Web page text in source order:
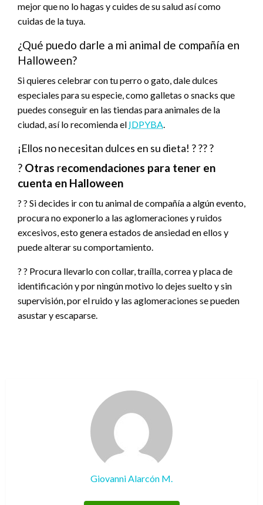
mejor que no lo hagas y cuides de su salud así como
cuidas de la tuya.
¿Qué puedo darle a mi animal de compañía en
Halloween?
Si quieres celebrar con tu perro o gato, dale dulces
especiales para su especie, como galletas o snacks que
puedes conseguir en las tiendas para animales de la
ciudad, así lo recomienda el IDPYBA.
¡Ellos no necesitan dulces en su dieta! ? ?? ?
? Otras recomendaciones para tener en
cuenta en Halloween
? ? Si decides ir con tu animal de compañía a algún evento,
procura no exponerlo a las aglomeraciones y ruidos
excesivos, esto genera estados de ansiedad en ellos y
puede alterar su comportamiento.
? ? Procura llevarlo con collar, traílla, correa y placa de
identificación y por ningún motivo lo dejes suelto y sin
supervisión, por el ruido y las aglomeraciones se pueden
asustar y escaparse.
Giovanni Alarcón M.